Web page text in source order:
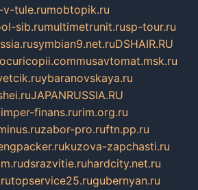
v-tule.rumobtopik.ru
sib.rumultimetrunit.rusp-tour.ru
symbian9.net.ruDSHAIR.RU
musavtomat.msk.ru
ybaranovskaya.ru
JAPANRUSSIA.RU
imper-finans.rurim.org.ru
zabor-pro.ruftn.pp.ru
kuzova-zapchasti.ru
dsrazvitie.ruhardcity.net.ru
topservice25.rugubernyan.ru